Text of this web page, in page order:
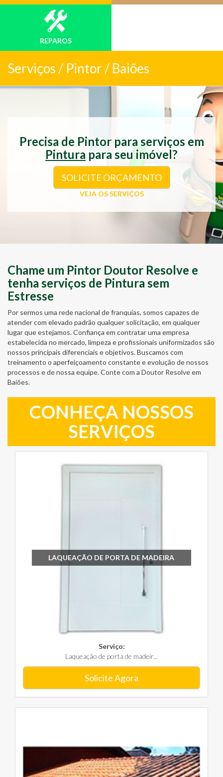
REPAROS
Serviços / Pintor / Baiões
Precisa de Pintor para serviços em
Pintura para seu imóvel?
SOLICITE ORÇAMENTO
VEJA OS SERVIÇOS
Chame um Pintor Doutor Resolve e
tenha serviços de Pintura sem
Estresse
Por sermos uma rede nacional de franquias, somos capazes de
atender com elevado padrão qualquer solicitação, em qualquer
lugar que estejamos. Confiança em contratar uma empresa
estabelecida no mercado, limpeza e profissionais uniformizados são
nossos principais diferenciais e objetivos. Buscamos com
treinamento o aperfeiçoamento constante e evolução de nossos
processos e de nossa equipe. Conte com a Doutor Resolve em
Baiões.
CONHEÇA NOSSOS
SERVIÇOS
LAQUEAÇÃO DE PORTA DE MADEIRA
Serviço:
Laqueação de porta de madeir...
Solicite Agora